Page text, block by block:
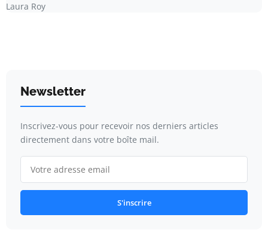
Laura Roy
Newsletter
Inscrivez-vous pour recevoir nos derniers articles
directement dans votre boîte mail.
S'inscrire